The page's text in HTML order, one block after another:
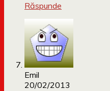
Răspunde
Emil
20/02/2013